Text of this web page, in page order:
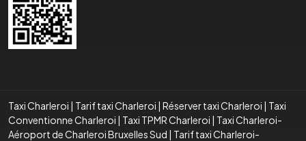
Taxi Charleroi | Tarif taxi Charleroi | Réserver taxi Charleroi | Taxi
Conventionne Charleroi | Taxi TPMR Charleroi | Taxi Charleroi-
Aéroport de Charleroi Bruxelles Sud | Tarif taxi Charleroi-